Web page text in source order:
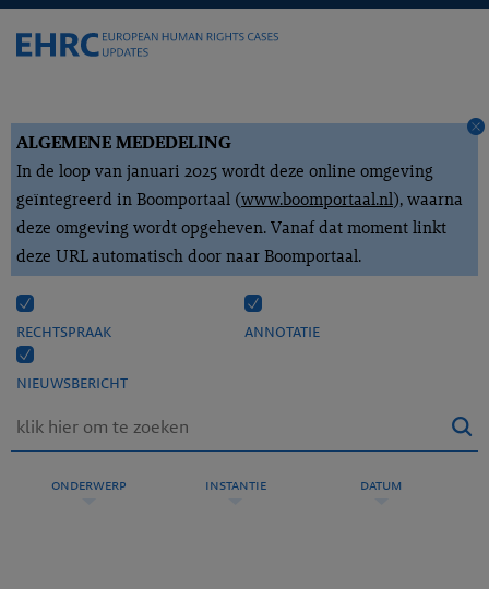
ALGEMENE MEDEDELING
In de loop van januari 2025 wordt deze online omgeving
geïntegreerd in Boomportaal (www.boomportaal.nl), waarna
deze omgeving wordt opgeheven. Vanaf dat moment linkt
deze URL automatisch door naar Boomportaal.
rechtspraak annotatie
nieuwsbericht
onderwerp instantie datum